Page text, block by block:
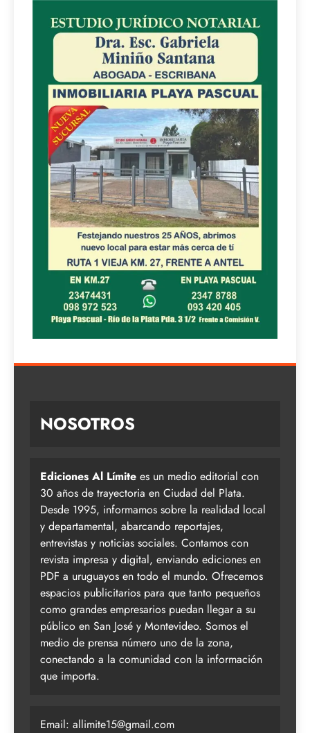
NOSOTROS
Ediciones Al Límite es un medio editorial con
30 años de trayectoria en Ciudad del Plata.
Desde 1995, informamos sobre la realidad local
y departamental, abarcando reportajes,
entrevistas y noticias sociales. Contamos con
revista impresa y digital, enviando ediciones en
PDF a uruguayos en todo el mundo. Ofrecemos
espacios publicitarios para que tanto pequeños
como grandes empresarios puedan llegar a su
público en San José y Montevideo. Somos el
medio de prensa número uno de la zona,
conectando a la comunidad con la información
que importa.
Email: allimite15@gmail.com